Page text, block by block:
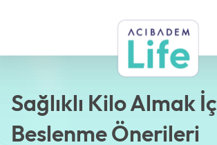
Beden Sağlığı
Sağlıklı Kilo Almak
Beslenme Önerileri